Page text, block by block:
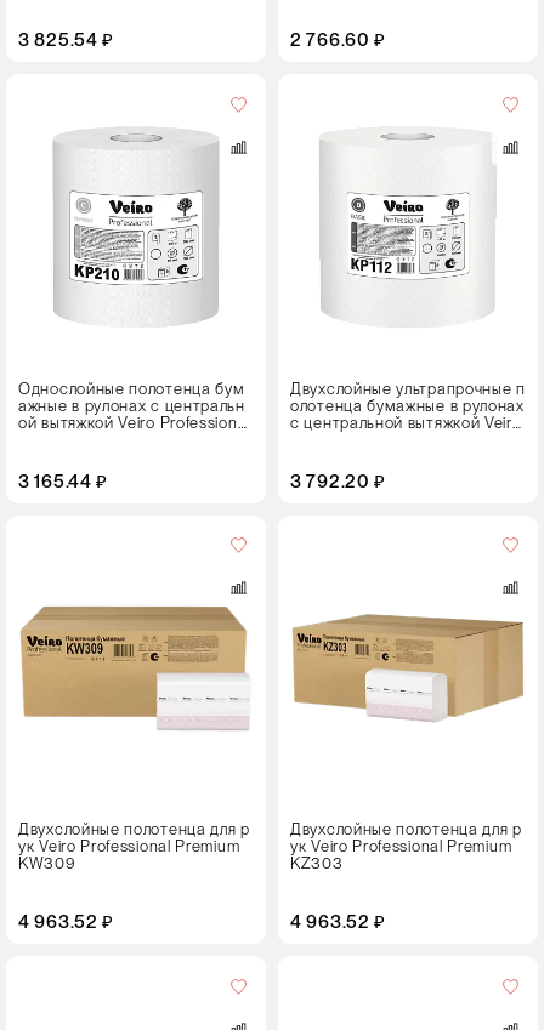
3 825.54 ₽ 2 766.60 ₽
Однослойные полотенца бум
ажные в рулонах с центральн
ой вытяжкой Veiro Professional
3 165.44 ₽
Двухслойные ультрапрочные п
олотенца бумажные в рулонах
с центральной вытяжкой Veiro
3 792.20 ₽
упаковке
Двухслойные полотенца для р
ук Veiro Professional Premium
KW309
4 963.52 ₽
Двухслойные полотенца для р
ук Veiro Professional Premium
KZ303
4 963.52 ₽
21 пачка
Цвет